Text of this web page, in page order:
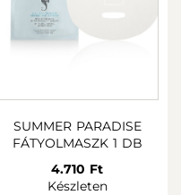
SUMMER PARADISE
FÁTYOLMASZK 1 DB
4.710 Ft
Készleten